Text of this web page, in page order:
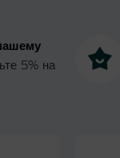
5% на